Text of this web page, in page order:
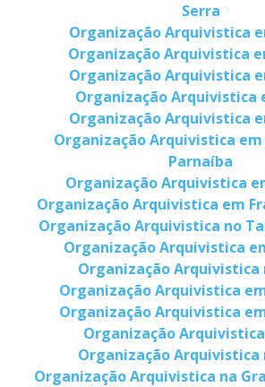
Serra
Organização Arquivistica
Organização Arquivistica
Organização Arquivistica
Organização Arquivistica
Organização Arquivistica
Organização Arquivistica em
Parnaíba
Organização Arquivistica
Organização Arquivistica em
Organização Arquivistica no
Organização Arquivistica
Organização Arquivistica
Organização Arquivistica
Organização Arquivistica
Organização Arquivistica
Organização Arquivistica
Organização Arquivistica na